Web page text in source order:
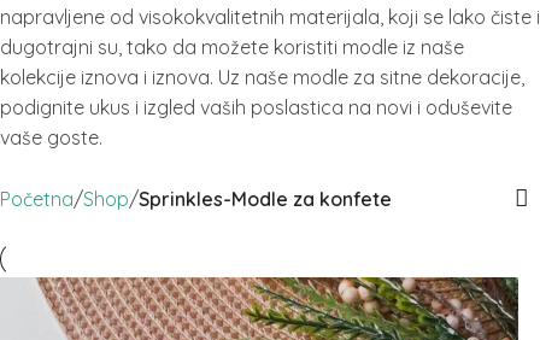
napravljene od visokokvalitetnih materijala, koji se lako čiste i
dugotrajni su, tako da možete koristiti modle iz naše
kolekcije iznova i iznova. Uz naše modle za sitne dekoracije,
podignite ukus i izgled vaših poslastica na novi i oduševite
vaše goste.
Početna/Shop/Sprinkles-Modle za konfete